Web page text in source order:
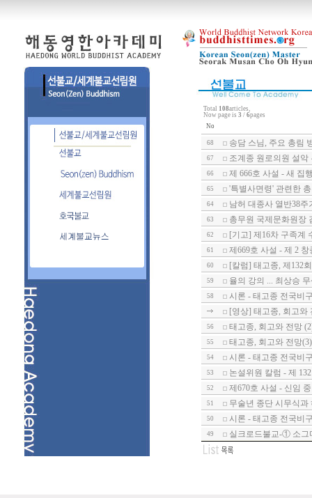
Total 108articles,
Now page is 3 / 6pages
No
68 송담 스님, 주요 총림
67 조계종 원로의원 설악
66 제 666호 사설 - 새 집
65 '특별사면령' 관련한
64 남허 대종사 열반38주
63 총무원 국제문화원장
62 [기고] 제16차 구족계
61 제669호 사설 - 제 2
60 [칼럼] 태고종, 제132
59 율의 강의 ... 최상승
58
시론 - 태고종 전국비
[영상] 태고종, 회고와
56 태고종, 회고와 전망
55 태고종, 회고와 전망(3)
54 시론 - 태고종 전국비
53 논설위원 칼럼 - 제
52 제670호 사설 - 신임
51 무술년 종단 시무식과
50 시론 - 태고종 전국비
49 실크로드불교-① 소그